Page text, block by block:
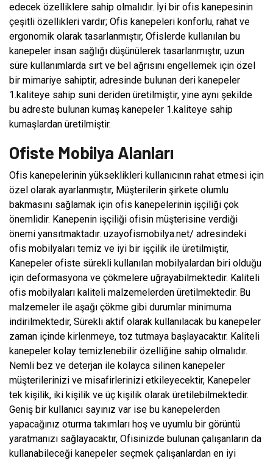
edecek özelliklere sahip olmalıdır. İyi bir ofis kanepesinin
çeşitli özellikleri vardır; Ofis kanepeleri konforlu, rahat ve
ergonomik olarak tasarlanmıştır, Ofislerde kullanılan bu
kanepeler insan sağlığı düşünülerek tasarlanmıştır, uzun
süre kullanımlarda sırt ve bel ağrısını engellemek için özel
bir mimariye sahiptir, adresinde bulunan deri kanepeler
1.kaliteye sahip suni deriden üretilmiştir, yine aynı şekilde
bu adreste bulunan kumaş kanepeler 1.kaliteye sahip
kumaşlardan üretilmiştir.
Ofiste Mobilya Alanları
Ofis kanepelerinin yükseklikleri kullanıcının rahat etmesi için
özel olarak ayarlanmıştır, Müşterilerin şirkete olumlu
bakmasını sağlamak için ofis kanepelerinin işçiliği çok
önemlidir. Kanepenin işçiliği ofisin müşterisine verdiği
önemi yansıtmaktadır. uzayofismobilya.net/ adresindeki
ofis mobilyaları temiz ve iyi bir işçilik ile üretilmiştir,
Kanepeler ofiste sürekli kullanılan mobilyalardan biri olduğu
için deformasyona ve çökmelere uğrayabilmektedir. Kaliteli
ofis mobilyaları kaliteli malzemelerden üretilmektedir. Bu
malzemeler ile aşağı çökme gibi durumlar minimuma
indirilmektedir, Sürekli aktif olarak kullanılacak bu kanepeler
zaman içinde kirlenmeye, toz tutmaya başlayacaktır. Kaliteli
kanepeler kolay temizlenebilir özelliğine sahip olmalıdır.
Nemli bez ve deterjan ile kolayca silinen kanepeler
müşterilerinizi ve misafirlerinizi etkileyecektir, Kanepeler
tek kişilik, iki kişilik ve üç kişilik olarak üretilebilmektedir.
Geniş bir kullanıcı sayınız var ise bu kanepelerden
yapacağınız oturma takımları hoş ve uyumlu bir görüntü
yaratmanızı sağlayacaktır, Ofisinizde bulunan çalışanların da
kullanabileceği kanepeler seçmek çalışanlardan en iyi